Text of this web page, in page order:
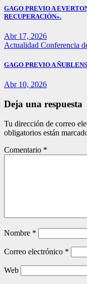
GAGO PREVIO A
RECUPERACIÓN».
Abr 17, 2026
Actualidad Conferencia
GAGO PREVIO A
Abr 10, 2026
Deja una respuesta
Tu dirección de correo
obligatorios están
Comentario *
Nombre *
Correo electrónico *
Web